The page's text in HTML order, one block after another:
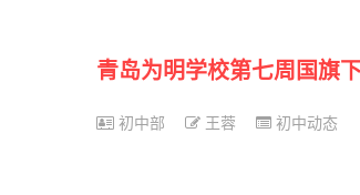
青岛为明学校第七周国旗
初中部 王蓉 初中动态